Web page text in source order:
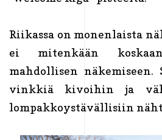
Riikassa on monenlaista
ei mitenkään
mahdollisen näkemiseen.
vinkkiä kivoihin ja
lompakkoystävällisiin